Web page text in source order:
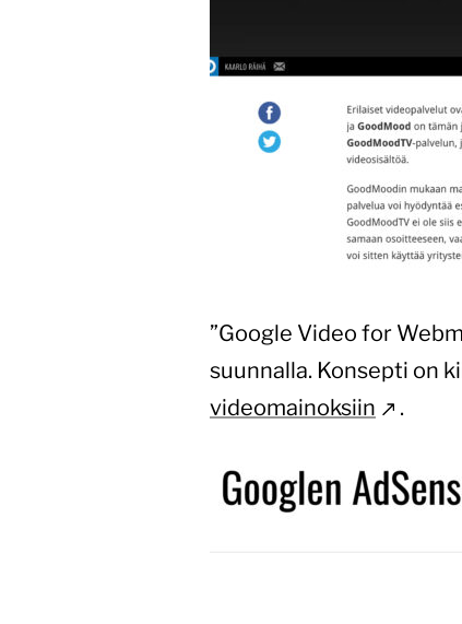
”Google Video for
suunnalla. Konsepti on
videomainoksiin
.